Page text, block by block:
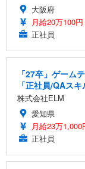
大阪府
月給20万100
正社員
「27卒」ゲーム
「正社員/QAス
株式会社ELM
愛知県
月給23万
正社員